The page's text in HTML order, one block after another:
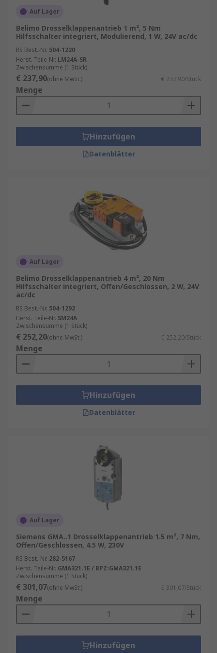
Auf Lager
Belimo Drosselklappenantrieb 1 m², 5 Nm
Hilfsschalter integriert, Modulierend, 1 W, 24V ac/dc
RS Best.-Nr. 504-1220
Herst. Teile-Nr. LM24A-SR
Zwischensumme (1 Stück)
€ 237,90(ohne MwSt.) € 237,90/Stück
Menge
Hinzufügen
Datenblätter
Auf Lager
Belimo Drosselklappenantrieb 4 m², 20 Nm
Hilfsschalter integriert, Offen/Geschlossen, 2 W, 24V
ac/dc
RS Best.-Nr. 504-1292
Herst. Teile-Nr. SM24A
Zwischensumme (1 Stück)
€ 252,20(ohne MwSt.) € 252,20/Stück
Menge
Hinzufügen
Datenblätter
Auf Lager
Siemens GMA..1 Drosselklappenantrieb 1.5 m², 7 Nm,
Offen/Geschlossen, 4.5 W, 230V
RS Best.-Nr. 282-5167
Herst. Teile-Nr. GMA321.1E / BPZ:GMA321.1E
Zwischensumme (1 Stück)
€ 301,07(ohne MwSt.) € 301,07/Stück
Menge
Hinzufügen